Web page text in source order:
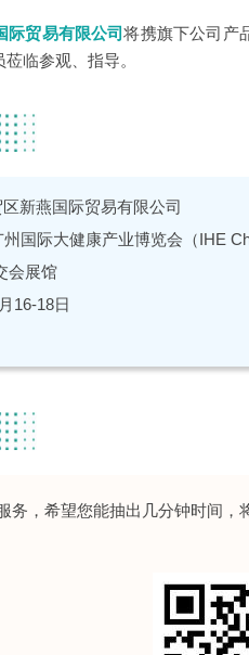
际贸易有限公司将携旗下公司产
临参观、指导。
区新燕国际贸易有限公司
国际大健康产业博览会（IHE
会展馆
16-18日
务，希望您能抽出几分钟时间